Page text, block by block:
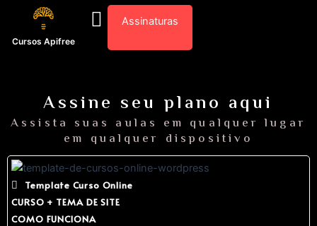
Cursos Apifree
M
e Assinaturas
Assine seu plano aqui
Assista suas aulas em qualquer lugar
em qualquer dispositivo
Template Curso Online
CURSO + TEMA DE SITE
COMO FUNCIONA